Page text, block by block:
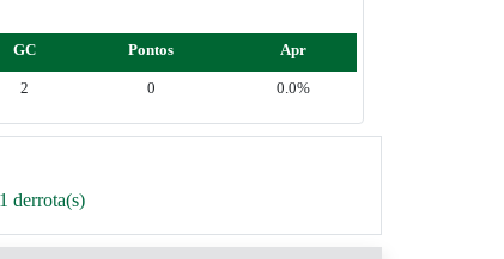
GC Pontos Apr
2 0 0.0%
derrota(s)